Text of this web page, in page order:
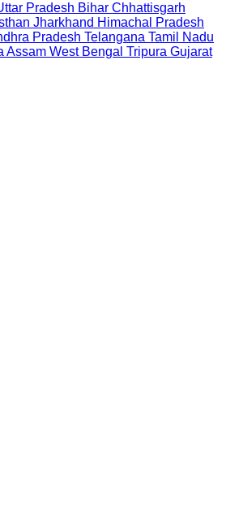
Pradesh Bihar Chhattisgarh
Jharkhand Himachal Pradesh
Pradesh Telangana Tamil Nadu
Assam West Bengal Tripura Gujarat